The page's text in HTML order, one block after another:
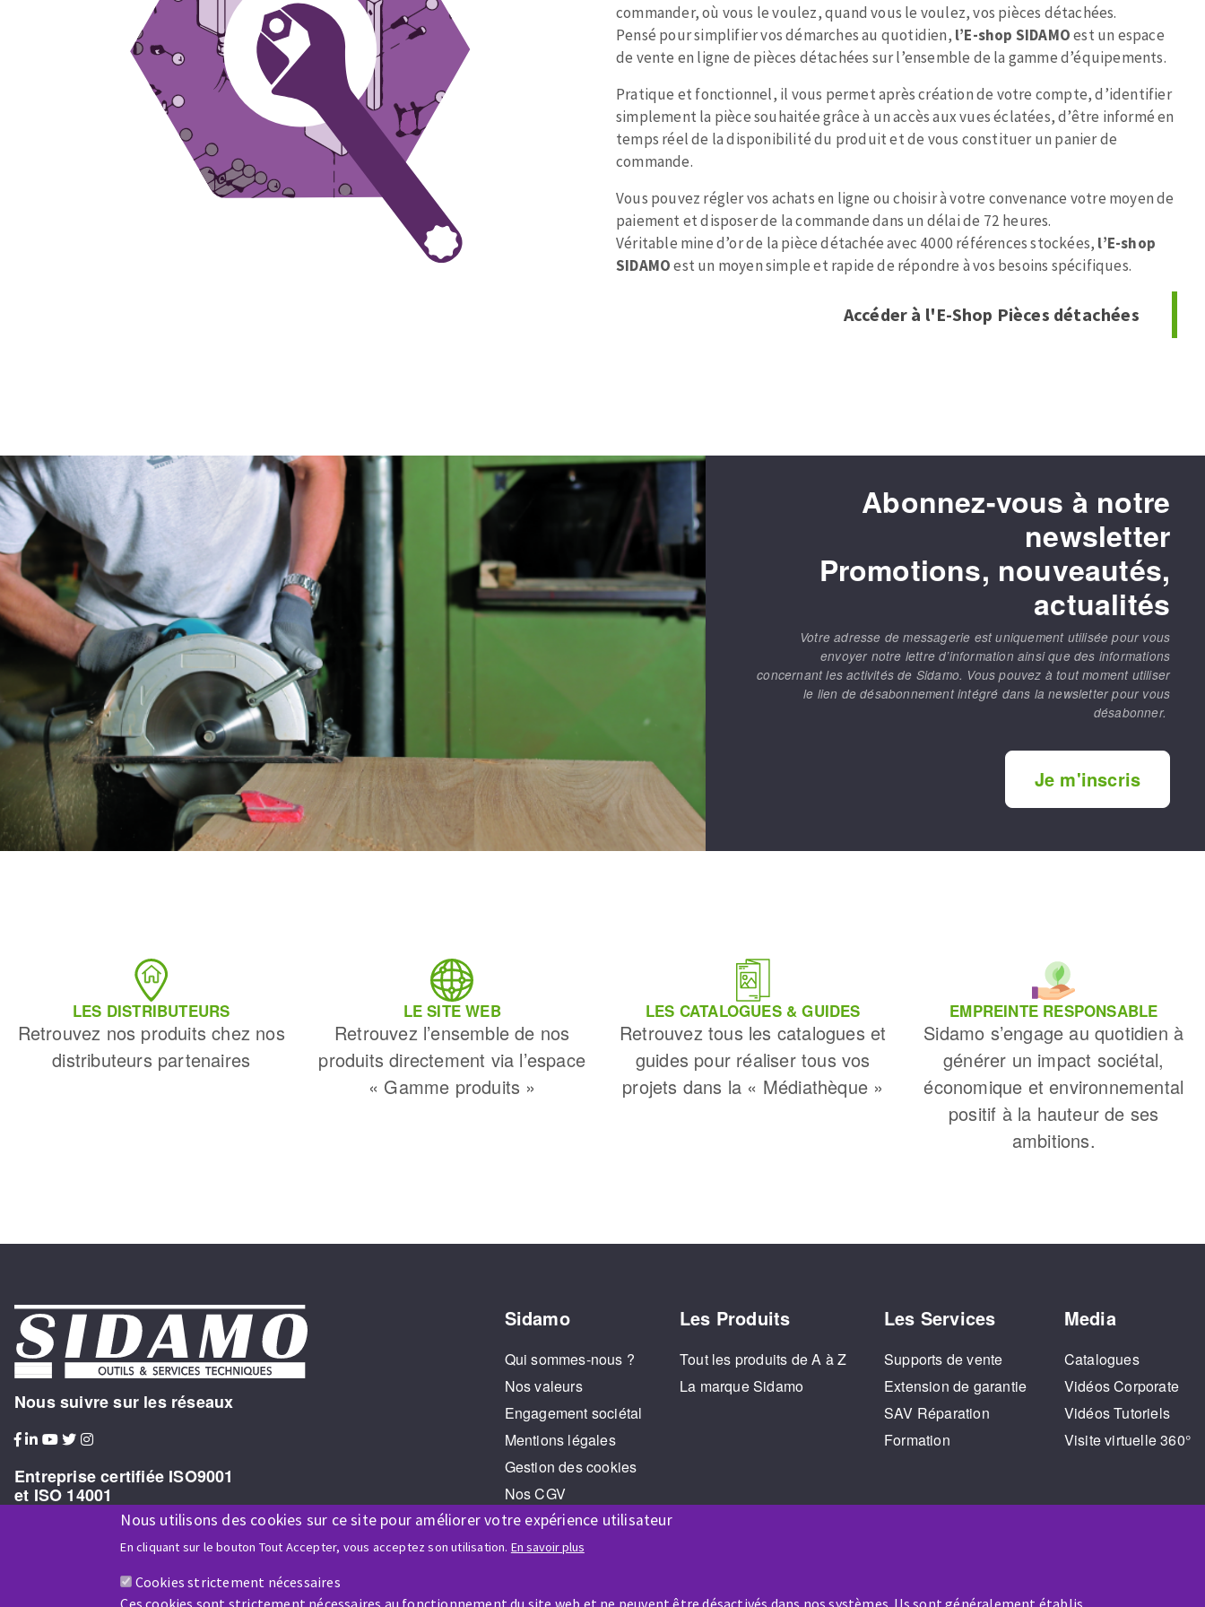
Nous utilisons des cookies sur ce site pour améliorer votre expérience utilisateur
En cliquant sur le bouton Tout Accepter, vous acceptez son utilisation. En savoir plus
Cookies strictement nécessaires
Ces cookies sont strictement nécessaires au fonctionnement du site web et ne peuvent être désactivés dans nos systèmes. Ils sont généralement établis
DISQUES ABRASIFS TRAITEMENT DE SURFACE
Disques à lamelles
Disque intissé
Disques fibre
Roues à lamelles
NETTOYAGE
MACHINES POUR LE TRAVAIL DU
Tronçonneuses
Scies à ruban
Perceuses
Perceuses magnétiques
Tourets
OUTILS COUPANTS
Fraises scies
Rubans
Fraise HSS
Forets métaux
commander, où vous le voulez, quand vous le voulez, vos pièces détachées.
Pensé pour simplifier vos démarches au quotidien, l’E-shop SIDAMOest un espace
de vente en ligne de pièces détachées sur l’ensemble de la gamme d’équipements.
Pratique et fonctionnel, il vous permet après création de votre compte, d’identifier
simplement la pièce souhaitée grâce à un accès aux vues éclatées, d’être informé en
temps réel de la disponibilité du produit et de vous constituer un panier de
commande.
Vous pouvez régler vos achats en ligne ou choisir à votre convenance votre moyen de
paiement et disposer de la commande dans un délai de 72 heures.
Véritable mine d’or de la pièce détachée avec 4000 références stockées, l’E-shop
SIDAMOest un moyen simple et rapide de répondre à vos besoins spécifiques.
Accéder à l'E-Shop Pièces détachées
Abonnez-vous à notre
newsletter
Promotions, nouveautés,
actualités
Votre adresse de messagerie est uniquement utilisée pour vous
envoyer notre lettre d’information ainsi que des informations
concernant les activités de Sidamo. Vous pouvez à tout moment utiliser
le lien de désabonnement intégré dans la newsletter pour vous
désabonner.
Je m'inscris
LES DISTRIBUTEURS
Retrouvez nos produits chez nos
distributeurs partenaires
LE SITE WEB
Retrouvez l’ensemble de nos
produits directement via l’espace
« Gamme produits »
LES CATALOGUES & GUIDES
Retrouvez tous les catalogues et
guides pour réaliser tous vos
projets dans la « Médiathèque »
EMPREINTE RESPONSABLE
Sidamo s’engage au quotidien à
générer un impact sociétal,
économique et environnemental
positif à la hauteur de ses
ambitions.
Nous suivre sur les réseaux
Entreprise certifiée ISO9001
et ISO 14001
Entreprise bénéficiaire du soutien financier de :
Sidamo
Qui sommes-nous ?
Nos valeurs
Engagement sociétal
Mentions légales
Gestion des cookies
Nos CGV
RGPD
Jeux Concours
Les Produits
Tout les produits de A à Z
La marque Sidamo
Les Services
Supports de vente
Extension de garantie
SAV Réparation
Formation
Media
Catalogues
Vidéos Corporate
Vidéos Tutoriels
Visite virtuelle 360°